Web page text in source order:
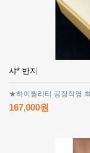
샤* 반지
★하이퀄리티 공장직영
167,000원